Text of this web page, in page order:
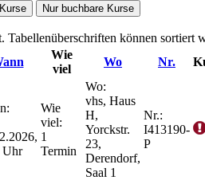
Nur buchbare Kurse
Tabellenüberschriften können sortiert
Wie
viel
Wo Nr.
Uhr
Wie
viel:
1
Termin
Wo:
vhs, Haus
H,
Yorckstr.
23,
Derendorf,
Saal 1
Nr.:
I413190-
P